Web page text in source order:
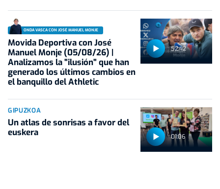
52:42
ONDA VASCA CON JOSÉ MANUEL MONJE
Movida Deportiva con José
Manuel Monje (05/08/26) |
Analizamos la "ilusión" que han
generado los últimos cambios en
el banquillo del Athletic
01:06
GIPUZKOA
Un atlas de sonrisas a favor del
euskera